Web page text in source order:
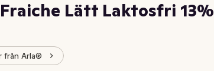
Lätt Laktosfri 13%
från Arla®